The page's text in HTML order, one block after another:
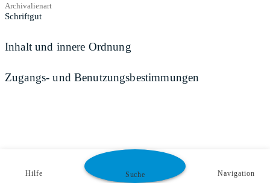
Archivalienart
Schriftgut
Inhalt und innere Ordnung
Zugangs- und Benutzungsbestimmungen
Hilfe Suche Navigation